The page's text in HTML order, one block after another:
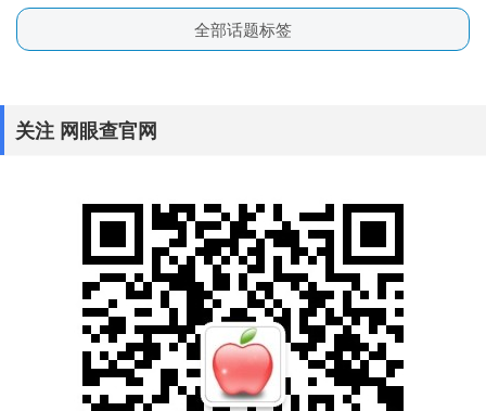
全部话题标签
关注 网眼查官网